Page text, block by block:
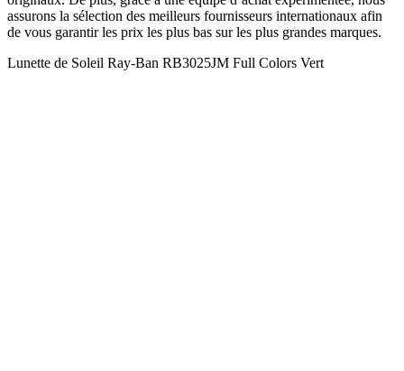
assurons la sélection des meilleurs fournisseurs internationaux afin
de vous garantir les prix les plus bas sur les plus grandes marques.
Lunette de Soleil Ray-Ban RB3025JM Full Colors Vert